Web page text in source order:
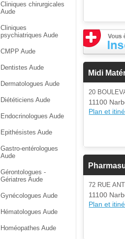
Cliniques chirurgicales
Aude
Cliniques
psychiatriques Aude
CMPP Aude
Dentistes Aude
Dermatologues Aude
Diététiciens Aude
Endocrinologues Aude
Epithésistes Aude
Gastro-entérologues
Aude
Gérontologues -
Gériatres Aude
Gynécologues Aude
Hématologues Aude
Homéopathes Aude
Midi
20
11100
Plan et
72 RUE
11100
Plan et